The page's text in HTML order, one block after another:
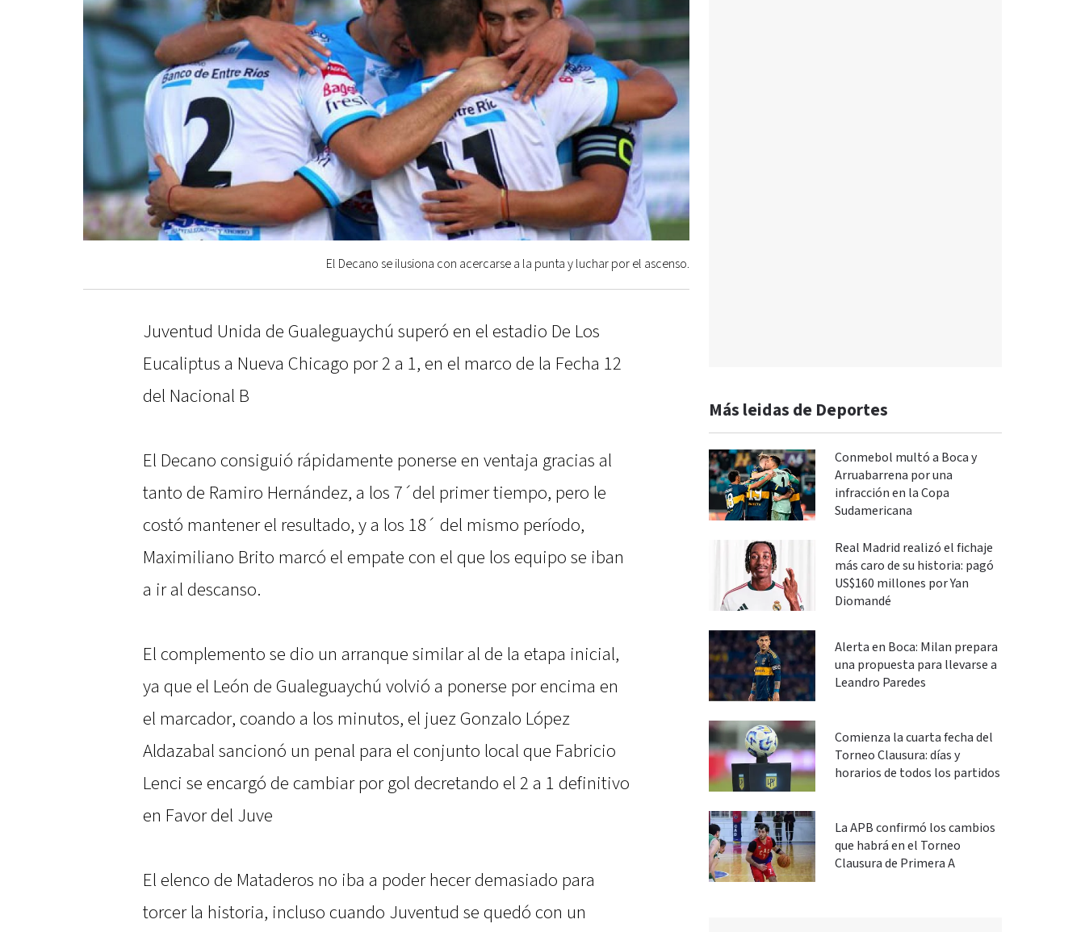
El Decano se ilusiona con acercarse a la punta y luchar por el ascenso.
Juventud Unida de Gualeguaychú superó en el estadio De Los
Eucaliptus a Nueva Chicago por 2 a 1, en el marco de la Fecha 12
del Nacional B
El Decano consiguió rápidamente ponerse en ventaja gracias al
tanto de Ramiro Hernández, a los 7´del primer tiempo, pero le
costó mantener el resultado, y a los 18´ del mismo período,
Maximiliano Brito marcó el empate con el que los equipo se iban
a ir al descanso.
El complemento se dio un arranque similar al de la etapa inicial,
ya que el León de Gualeguaychú volvió a ponerse por encima en
el marcador, coando a los minutos, el juez Gonzalo López
Aldazabal sancionó un penal para el conjunto local que Fabricio
Lenci se encargó de cambiar por gol decretando el 2 a 1 definitivo
en Favor del Juve
El elenco de Mataderos no iba a poder hecer demasiado para
torcer la historia, incluso cuando Juventud se quedó con un
Más leidas de Deportes
Conmebol multó a Boca y
Arruabarrena por una
infracción en la Copa
Sudamericana
Real Madrid realizó el fichaje
más caro de su historia: pagó
US$160 millones por Yan
Diomandé
Alerta en Boca: Milan prepara
una propuesta para llevarse a
Leandro Paredes
Comienza la cuarta fecha del
Torneo Clausura: días y
horarios de todos los partidos
La APB confirmó los cambios
que habrá en el Torneo
Clausura de Primera A